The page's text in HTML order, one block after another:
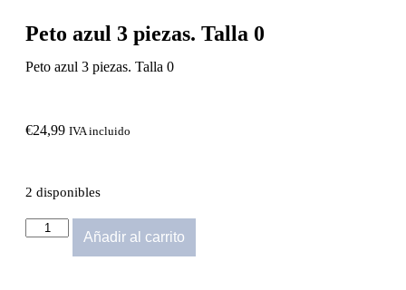
Peto azul 3 piezas. Talla 0
Peto azul 3 piezas. Talla 0
€24,99 IVA incluido
2 disponibles
Añadir al carrito